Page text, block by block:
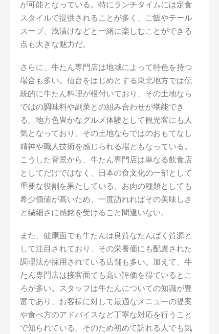
が可能となっている。特にランチタイムには定食
スタイルで提供されることが多く、ご飯やテール
スープ、浅漬けなどと一緒に楽しむことができる
点も大きな魅力だ。
さらに、牛たん専門店は地域によって特色を持つ
場合も多い。仙台をはじめとする東北地方では伝
統的に牛たん料理が根付いており、その土地なら
ではの調味料や副菜との組み合わせが堪能でき
る。地方色豊かなグルメ体験として観光客にも人
気となっており、その土地ならではのおもてなし
精神や職人技術を感じられる場ともなっている。
こうした背景から、牛たん専門店は単なる飲食店
としてだけではなく、日本の食文化の一部として
重要な役割を果たしている。お肉の種類としても
希少価値が高いため、一度訪れればその美味しさ
と繊細さに感銘を受けること間違いない。
また、健康面でも牛たんは良質なたんぱく質源と
して注目されており、その栄養価にも配慮された
調理法が採用されている店舗も多い。加えて、牛
たん専門店は接客面でも高い評価を得ているとこ
ろが多い。スタッフは牛たんについての知識が豊
富であり、お客様に対して最適なメニューの提案
や食べ方のアドバイスなど丁寧な対応を行うこと
で知られている。そのため初めて訪れる人でも気